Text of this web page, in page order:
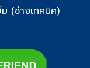
(ช่างเทคนิค)